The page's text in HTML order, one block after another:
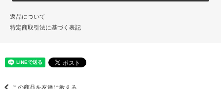
返品について
特定商取引法に基づく表記